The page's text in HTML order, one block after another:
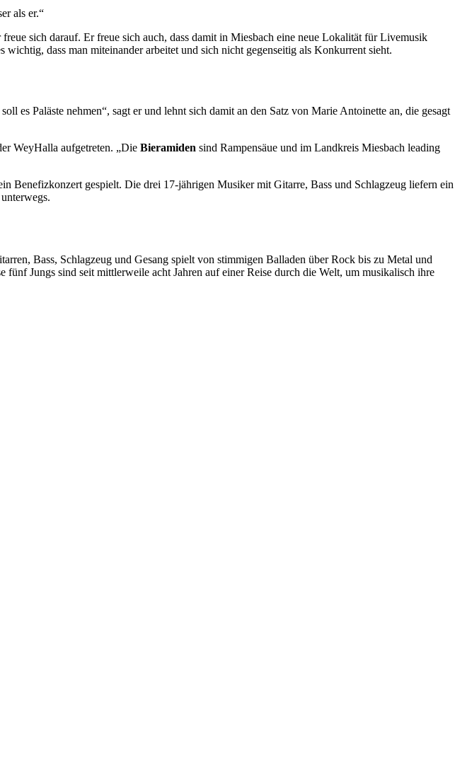
als er.“
sich darauf. Er freue sich auch, dass damit in Miesbach eine neue Lokalität für Livemusik
dass man miteinander arbeitet und sich nicht gegenseitig als Konkurrent sieht.
es Paläste nehmen“, sagt er und lehnt sich damit an den Satz von Marie Antoinette an, die gesagt
WeyHalla aufgetreten. „Die Bieramiden sind Rampensäue und im Landkreis Miesbach leading
Benefizkonzert gespielt. Die drei 17-jährigen Musiker mit Gitarre, Bass und Schlagzeug liefern ein
Bass, Schlagzeug und Gesang spielt von stimmigen Balladen über Rock bis zu Metal und
fünf Jungs sind seit mittlerweile acht Jahren auf einer Reise durch die Welt, um musikalisch ihre